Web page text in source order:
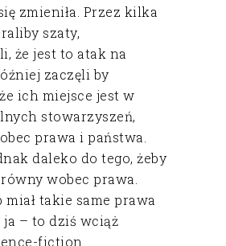
zmieniła. Przez kilka
szaty,
że jest to atak na
zaczęli by
ich miejsce jest w
stowarzyszeń,
prawa i państwa.
daleko do tego, żeby
wobec prawa.
miał takie same prawa
ja – to dziś wciąż
fiction.